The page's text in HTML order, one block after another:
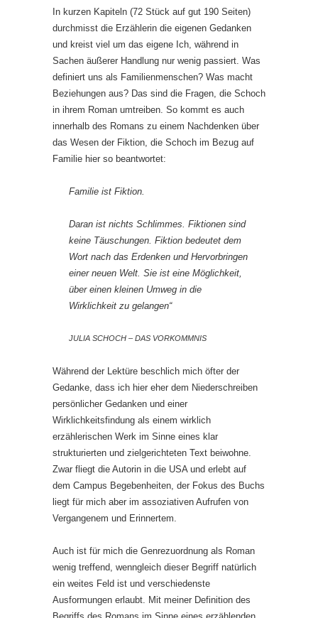
In kurzen Kapiteln (72 Stück auf gut 190 Seiten)
durchmisst die Erzählerin die eigenen Gedanken
und kreist viel um das eigene Ich, während in
Sachen äußerer Handlung nur wenig passiert. Was
definiert uns als Familienmenschen? Was macht
Beziehungen aus? Das sind die Fragen, die Schoch
in ihrem Roman umtreiben. So kommt es auch
innerhalb des Romans zu einem Nachdenken über
das Wesen der Fiktion, die Schoch im Bezug auf
Familie hier so beantwortet:
Familie ist Fiktion.
Daran ist nichts Schlimmes. Fiktionen sind
keine Täuschungen. Fiktion bedeutet dem
Wort nach das Erdenken und Hervorbringen
einer neuen Welt. Sie ist eine Möglichkeit,
über einen kleinen Umweg in die
Wirklichkeit zu gelangen“
JULIA SCHOCH – DAS VORKOMMNIS
Während der Lektüre beschlich mich öfter der
Gedanke, dass ich hier eher dem Niederschreiben
persönlicher Gedanken und einer
Wirklichkeitsfindung als einem wirklich
erzählerischen Werk im Sinne eines klar
strukturierten und zielgerichteten Text beiwohne.
Zwar fliegt die Autorin in die USA und erlebt auf
dem Campus Begebenheiten, der Fokus des Buchs
liegt für mich aber im assoziativen Aufrufen von
Vergangenem und Erinnertem.
Auch ist für mich die Genrezuordnung als Roman
wenig treffend, wenngleich dieser Begriff natürlich
ein weites Feld ist und verschiedenste
Ausformungen erlaubt. Mit meiner Definition des